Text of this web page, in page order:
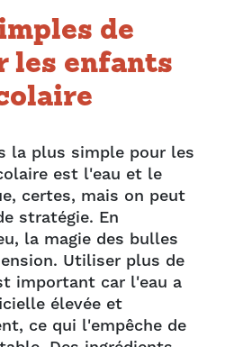
de
les enfants
la plus simple pour les
est l'eau et le
certes, mais on peut
stratégie. En
la magie des bulles
Utiliser plus de
important car l'eau a
élevée et
ce qui l'empêche de